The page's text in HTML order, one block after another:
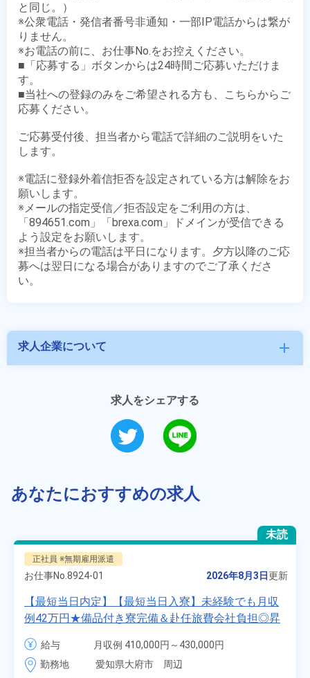
と同じ。）
※公衆電話・発信者番号非通知・一部IP電話からは繋が
りません。
※お電話の前に、お仕事No.をお控えください。
■「応募する」ボタンからは24時間ご応募いただけま
す。
■当社への登録のみをご希望される方も、こちらからご
応募ください。
ご応募受付後、担当者から電話で詳細のご説明をいた
します。
※電話に登録外着信拒否を設定されている方は解除をお
願いします。
※メールの指定受信／拒否設定をご利用の方は、
「894651.com」「brexa.com」ドメインが受信できる
よう設定をお願いします。
※担当者からの電話は平日になります。夕方以降のご応
募へは翌日になる場合がありますのでご了承くださ
求人企業について add
求人をシェアする
あなたにおすすめの求人
未読
正社員 ※無期雇用派遣
お仕事No. 8924-01 2026年8月3日更新
【最短当日内定】【最短当日入寮】未経験でも月収
例42万円★備品付き寮完備＆赴任旅費会社負担◎昇
給・業績賞与あり！組立や塗装など自動車製造の各
種作業！《愛知県大府市》
給与
月収例 410,000円～430,000円
月給 277,000円～277,000円
勤務地
愛知県大府市　周辺